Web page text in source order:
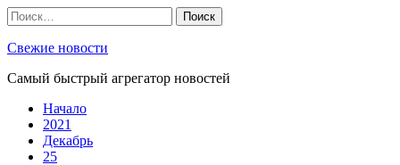
Skip
to
content
Найти:
Свежие новости
Самый быстрый агрегатор новостей
Начало
2021
Декабрь
25